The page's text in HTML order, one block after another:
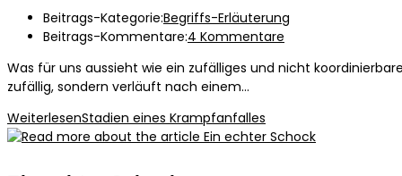
Beitrags-Kategorie:Begriffs-Erläuterung
Beitrags-Kommentare:4 Kommentare
Was für uns aussieht wie ein zufälliges und nicht
zufällig, sondern verläuft nach einem…
WeiterlesenStadien eines Krampfanfalles